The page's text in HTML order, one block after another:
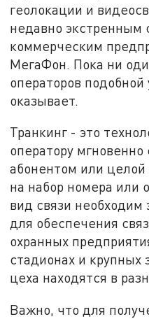
геолокации и
недавно экстренным
коммерческим
МегаФон. Пока ни
операторов подобной
оказывает.
Транкинг - это
оператору мгновенно
абонентом или целой
на набор номера или
вид связи
для обеспечения
охранных
стадионах и крупных
цеха находятся в
Важно, что для